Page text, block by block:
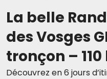
La belle
des Vosges
tronçon –
Découvrez en 6 jours